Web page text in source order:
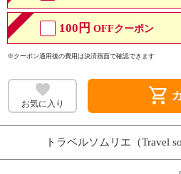
100円 OFFクーポン
※クーポン適用後の費用は決済画面で確認できます
お気に入り shopping_cart
トラベルソムリエ（Travel